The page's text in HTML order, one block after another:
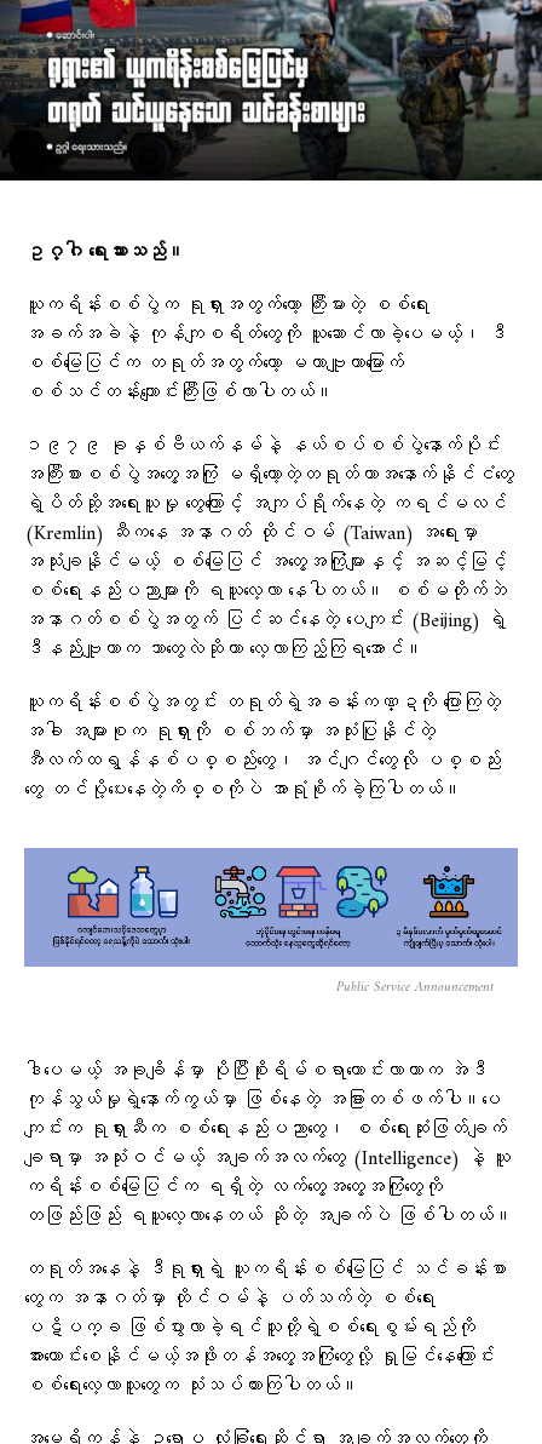
ဥဂ္ဂါ ရေးသားသည်။
ယူကရိန်းစစ်ပွဲက ရုရှားအတွက်တော့ ကြီးမားတဲ့ စစ်ရေး
အခက်အခဲနဲ့ ကုန်ကျစရိတ်တွေကို ယူဆောင်လာခဲ့ပေမယ့်၊ ဒီ
စစ်မြေပြင်က တရုတ်အတွက်တော့ မဟာဗျူဟာမြောက်
စစ်သင်တန်းကျောင်းကြီးဖြစ်လာပါတယ်။
၁၉၇၉ ခုနှစ်ဗီယက်နမ်နဲ့ နယ်စပ်စစ်ပွဲနောက်ပိုင်း
အကြီးစားစစ်ပွဲအတွေ့အကြုံ မရှိတော့တဲ့တရုတ်ဟာအနောက်နိုင်ငံတွေ
ရဲ့ပိတ်ဆို့အရေးယူမှု တွေကြောင့် အကျပ်ရိုက်နေတဲ့ ကရင်မလင်
(Kremlin) ဆီကနေ အနာဂတ် ထိုင်ဝမ် (Taiwan) အရေးမှာ
အသုံးချနိုင်မယ့် စစ်မြေပြင် အတွေ့အကြုံများနှင့် အဆင့်မြင့်
စစ်ရေးနည်းပညာများကို ရယူလေ့လာ နေပါတယ်။ စစ်မတိုက်ဘဲ
အနာဂတ်စစ်ပွဲအတွက် ပြင်ဆင်နေတဲ့ ပေကျင်း (Beijing) ရဲ့
ဒီနည်းဗျူဟာက ဘာတွေလဲဆိုတာ လေ့လာကြည့်ကြရအောင်။
ယူကရိန်းစစ်ပွဲအတွင်း တရုတ်ရဲ့အခန်းကဏ္ဍကို ပြောကြတဲ့
အခါ အများစုက ရုရှားကို စစ်ဘက်မှာ အသုံးပြုနိုင်တဲ့
အီလက်ထရွန်နစ်ပစ္စည်းတွေ၊ အင်ဂျင်တွေလို ပစ္စည်း
တွေ တင်ပို့ပေးနေတဲ့ကိစ္စကိုပဲ အာရုံစိုက်ခဲ့ကြပါတယ်။
Public Service Announcement
ဒါပေမယ့် အခုချိန်မှာ ပိုပြီးစိုးရိမ်စရာကောင်းလာတာက အဲဒီ
ကုန်သွယ်မှုရဲ့နောက်ကွယ်မှာ ဖြစ်နေတဲ့ အခြားတစ်ဖက်ပါ။ပေ
ကျင်းက ရုရှားဆီက စစ်ရေးနည်းပညာတွေ၊ စစ်ရေးဆုံးဖြတ်ချက်
ချရာမှာ အသုံးဝင်မယ့် အချက်အလက်တွေ (Intelligence) နဲ့ ယူ
ကရိန်းစစ်မြေပြင်က ရရှိတဲ့ လက်တွေ့အတွေ့အကြုံတွေကို
တဖြည်းဖြည်း ရယူလေ့လာနေတယ် ဆိုတဲ့ အချက်ပဲ ဖြစ်ပါတယ်။
တရုတ်အနေနဲ့ ဒီရုရှားရဲ့ ယူကရိန်းစစ်မြေပြင် သင်ခန်းစာ
တွေက အနာဂတ်မှာ ထိုင်ဝမ်နဲ့ ပတ်သက်တဲ့ စစ်ရေး
ပဋိပက္ခ ဖြစ်ပွားလာခဲ့ရင်သူတို့ရဲ့စစ်ရေးစွမ်းရည်ကို
အားကောင်းစေနိုင်မယ့်အဖိုးတန်အတွေ့အကြုံတွေလို့ ရှုမြင်နေကြောင်း
စစ်ရေးလေ့လာသူတွေက သုံးသပ်ထားကြပါတယ်။